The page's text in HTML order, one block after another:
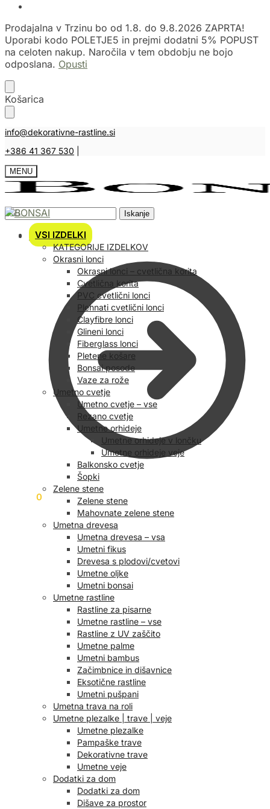
Prodajalna v Trzinu bo od 1.8. do 9.8.2026 ZAPRTA!
Uporabi kodo POLETJE5 in prejmi dodatni 5% POPUST
na celoten nakup. Naročila v tem obdobju ne bojo
odposlana. Opusti
Košarica
info@dekorativne-rastline.si
+386 41 367 530
MENU
Iskanje
Košarica
0
VSI IZDELKI
KATEGORIJE IZDELKOV
Okrasni lonci
Okrasni lonci – cvetlična korita
Cvetlična korita
PVC cvetlični lonci
Plehnati cvetlični lonci
Clayfibre lonci
Glineni lonci
Fiberglass lonci
Pletene košare
Bonsai posode
Vaze za rože
Umetno cvetje
Umetno cvetje – vse
Rezano cvetje
Umetne orhideje
Umetne orhideje v lončku
Umetne orhideje veje
Balkonsko cvetje
Šopki
Zelene stene
Zelene stene
Mahovnate zelene stene
Umetna drevesa
Umetna drevesa – vsa
Umetni fikus
Drevesa s plodovi/cvetovi
Umetne oljke
Umetni bonsai
Umetne rastline
Rastline za pisarne
Umetne rastline – vse
Rastline z UV zaščito
Umetne palme
Umetni bambus
Začimbnice in dišavnice
Eksotične rastline
Umetni pušpani
Umetna trava na roli
Umetne plezalke | trave | veje
Umetne plezalke
Pampaške trave
Dekorativne trave
Umetne veje
Dodatki za dom
Dodatki za dom
Dišave za prostor